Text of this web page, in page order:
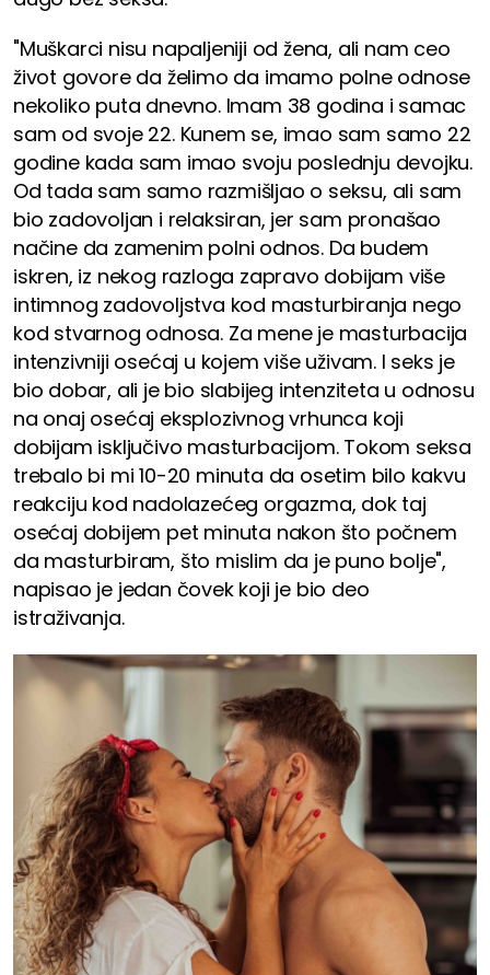
"Muškarci nisu napaljeniji od žena, ali nam ceo
život govore da želimo da imamo polne odnose
nekoliko puta dnevno. Imam 38 godina i samac
sam od svoje 22. Kunem se, imao sam samo 22
godine kada sam imao svoju poslednju devojku.
Od tada sam samo razmišljao o seksu, ali sam
bio zadovoljan i relaksiran, jer sam pronašao
načine da zamenim polni odnos. Da budem
iskren, iz nekog razloga zapravo dobijam više
intimnog zadovoljstva kod masturbiranja nego
kod stvarnog odnosa. Za mene je masturbacija
intenzivniji osećaj u kojem više uživam. I seks je
bio dobar, ali je bio slabijeg intenziteta u odnosu
na onaj osećaj eksplozivnog vrhunca koji
dobijam isključivo masturbacijom. Tokom seksa
trebalo bi mi 10-20 minuta da osetim bilo kakvu
reakciju kod nadolazećeg orgazma, dok taj
osećaj dobijem pet minuta nakon što počnem
da masturbiram, što mislim da je puno bolje",
napisao je jedan čovek koji je bio deo
istraživanja.